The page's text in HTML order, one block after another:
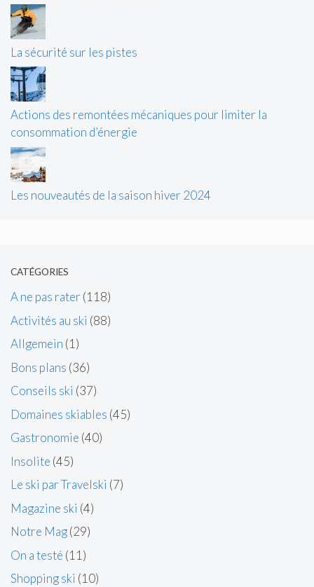
La sécurité sur les pistes
Actions des remontées mécaniques pour limiter la
consommation d’énergie
Les nouveautés de la saison hiver 2024
CATÉGORIES
A ne pas rater (118)
Activités au ski (88)
Allgemein (1)
Bons plans (36)
Conseils ski (37)
Domaines skiables (45)
Gastronomie (40)
Insolite (45)
Le ski par Travelski (7)
Magazine ski (4)
Notre Mag(29)
On a testé (11)
Shopping ski (10)